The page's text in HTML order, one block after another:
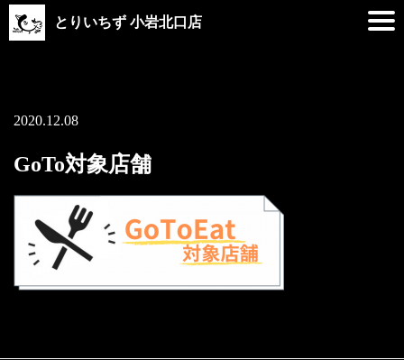
とりいちず 小岩北口店
2020.12.08
GoTo対象店舗